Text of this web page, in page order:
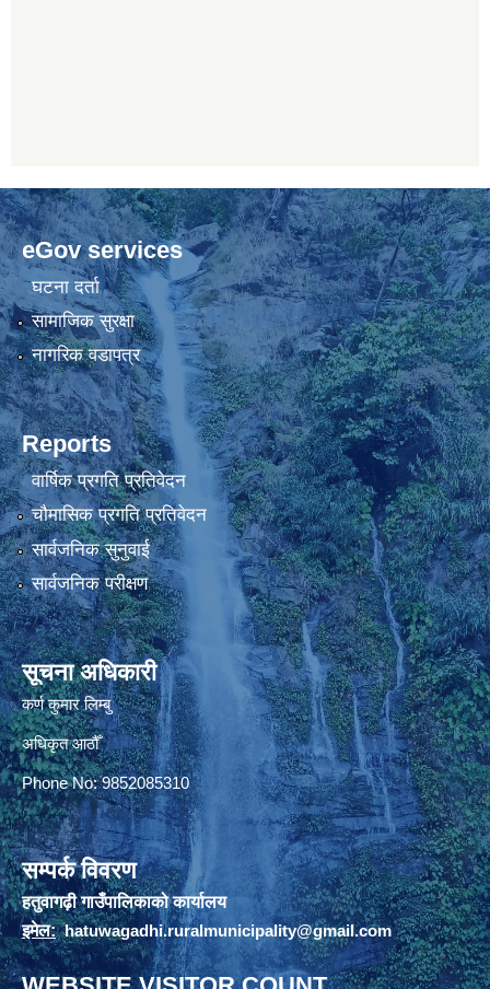
eGov services
घटना दर्ता
सामाजिक सुरक्षा
नागरिक वडापत्र
Reports
वार्षिक प्रगति प्रतिवेदन
चौमासिक प्रगति प्रतिवेदन
सार्वजनिक सुनुवाई
सार्वजनिक परीक्षण
सूचना अधिकारी
कर्ण कुमार लिम्बु
अधिकृत आठौँ
Phone No: 9852085310
सम्पर्क विवरण
हतुवागढ़ी गाउँपालिकाको कार्यालय
इमेल: hatuwagadhi.ruralmunicipality@gmail.com